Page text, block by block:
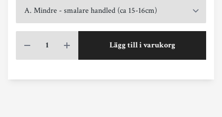
Lägg till i varukorg